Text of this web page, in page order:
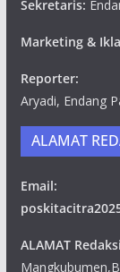
Sekretaris:
Marketing &
Reporter:
Aryadi, Endang
ALAMAT
Email:
ALAMAT